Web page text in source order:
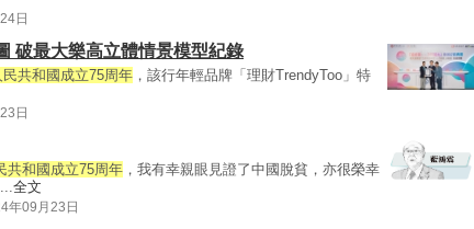
日
破最大樂高立體情景模型紀錄
共和國成立75周年 ，該行年輕品牌「理財TrendyToo」特
日
共和國成立75周年 ，我有幸親眼見證了中國脫貧，亦很榮幸
全文
年09月23日